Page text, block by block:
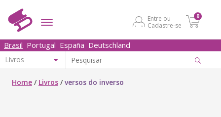
Entre ou
Cadastre-se
0
Brasil Portugal España Deutschland
Home / Livros /versos do inverso